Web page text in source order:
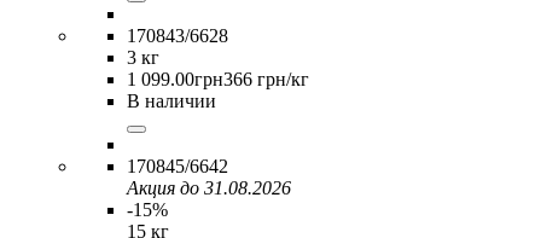
170843/6628
3 кг
1 099.00грн366 грн/кг
В наличии
170845/6642
Акция до 31.08.2026
-15%
15 кг